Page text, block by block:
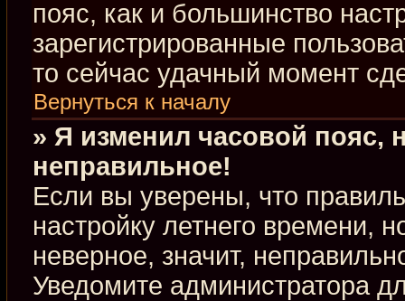
пояс, как и большинство
зарегистрированные
то сейчас удачный момент
Вернуться к началу
» Я изменил часовой пояс,
неправильное!
Если вы уверены, что
настройку летнего времени,
неверное, значит,
Уведомите администратора